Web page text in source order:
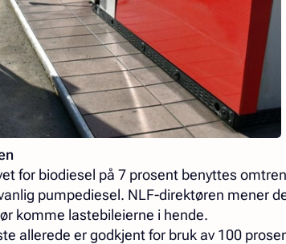
for biodiesel på 7 prosent benyttes
pumpediesel. NLF-direktøren mener
komme lastebileierne i hende.
allerede er godkjent for bruk av 100